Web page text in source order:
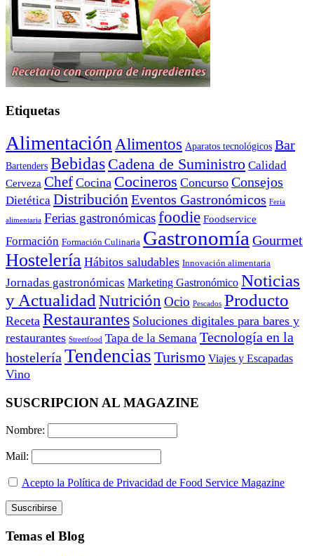
Etiquetas
Alimentación Alimentos Aparatos tecnológicos Bar
Bartenders Bebidas Cadena de Suministro Calidad
Cerveza Chef Cocina Cocineros Concurso Consejos
Dietética Distribución Eventos Gastronómicos Feria
alimentaria Ferias gastronómicasfoodie Foodservice
Formación Formación Culinaria Gastronomía Gourmet
Hostelería Hábitos saludables Innovación alimentaria
Jornadas gastronómicas Marketing Gastronómico Noticias
y Actualidad Nutrición Ocio Pescados Producto
Receta Restaurantes Soluciones digitales para bares y
restaurantes Streetfood Tapa de la Semana Tecnología en la
hostelería Tendencias Turismo Viajes y Escapadas
Vino
SUSCRIPCION AL MAGAZINE
Nombre:
Mail:
Acepto la Política de Privacidad de Food Service Magazine
Temas el Blog